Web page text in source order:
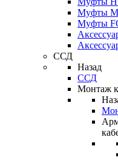
Муфты
Муфты
ССД
Назад
ССД
Монтаж